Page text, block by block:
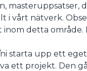
masteruppsatser,
i vårt nätverk.
inom detta område.
starta upp ett
ett projekt. Den